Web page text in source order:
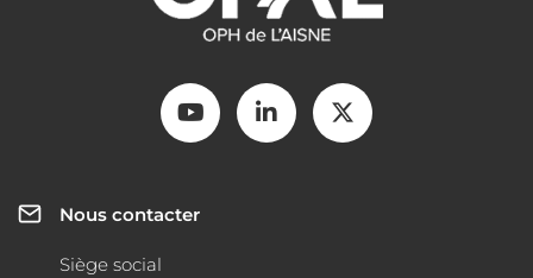
Nous contacter
Siège social